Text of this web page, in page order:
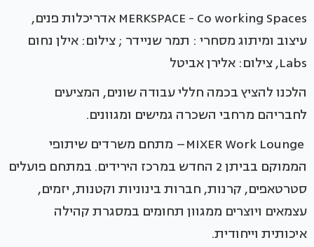
MERKSPACE - Co working Spaces אדריכלות פנים,
עיצוב ומיתוג מסחרי : תמר שניידר ; צילום: אילן נחום
Labs, צילום: אלירן אביטל
הלכנו להציץ בכמה חללי עבודה שונים, המציעים
לחבריהם מרחבי השכרה גמישים ומגוונים.
MIXER Work Lounge– מתחם משרדים שיתופי
הממוקם בביתן 2 החדש במרכז הירידים. במתחם פועלים
סטרטאפים, קרנות, חברות בינוניות וקטנות, יזמים,
עצמאים ויוצרים ממגוון תחומים במסגרת קהילה
איכותית וייחודית.